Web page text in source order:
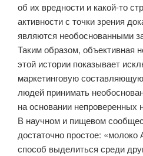
об их вредности и какой-то
активности с точки зрения
являются необоснованными
Таким образом, объективная
этой истории показывает
маркетинговую
людей принимать
на основании непроверенных
В научном и пищевом
достаточно простое:
способ выделиться среди